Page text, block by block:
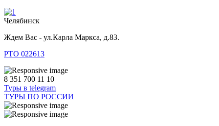
Челябинск
Ждем Вас - ул.Карла Маркса, д.83.
РТО 022613
8 351 700 11 10
Туры в telegram
ТУРЫ ПО РОССИИ